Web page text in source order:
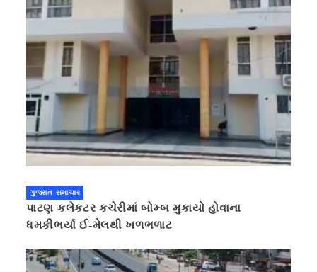
ગુજરાત સમાચાર
પાટણ કલેકટર કચેરીમાં બોમ્બ મુકાયો હોવાના
ધમકીભર્યા ઈ-મેલથી ખળભળાટ